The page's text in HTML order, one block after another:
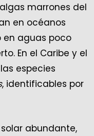
marrones del
en océanos
en aguas poco
En el Caribe y el
especies
, identificables por
abundante,